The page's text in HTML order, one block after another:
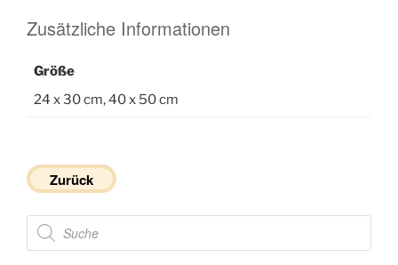
Zusätzliche Informationen
Größe
24 x 30 cm, 40 x 50 cm
Zurück
Products
search